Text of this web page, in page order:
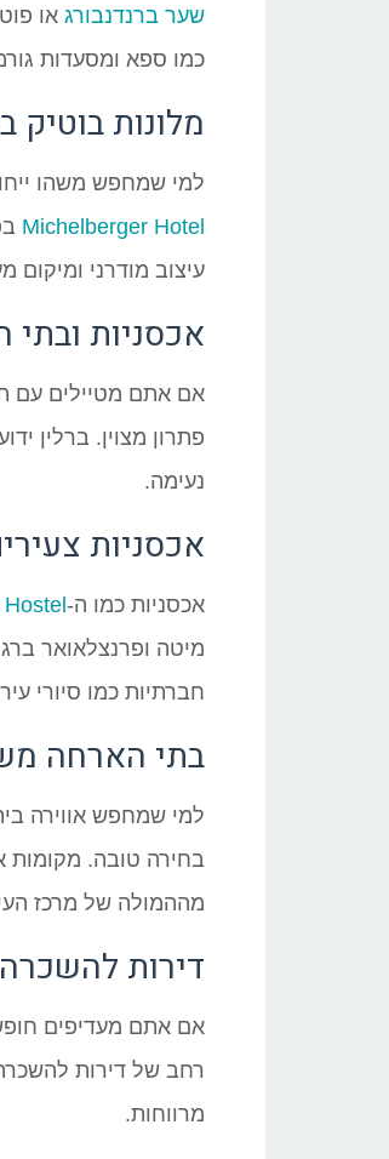
שער ברנדנבורג או
כמו ספא ומסעדות
מלונות בוטיק
למי שמחפש משהו
Michelberger Hotel
עיצוב מודרני ומיקום
אכסניות
אם אתם מטיילים עם
פתרון מצוין. ברלין
נעימה.
אכסניות
אכסניות כמו ה-
מיטה ופרנצלאואר
חברתיות כמו סיורי
בתי הארחה
למי שמחפש אווירה
בחירה טובה. מקומות
מההמולה של מרכז
דירות
אם אתם מעדיפים
רחב של דירות
מרווחות.